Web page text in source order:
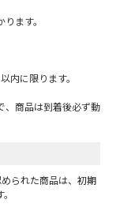
ます。
内に限ります。
、商品は到着後必ず動
られた商品は、初期